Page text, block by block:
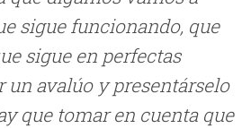
sigue funcionando, que
sigue en perfectas
un avalúo y presentárselo
que tomar en cuenta que